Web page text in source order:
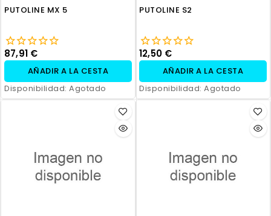
PUTOLINE MX 5
87,91 €
AÑADIR A LA CESTA
Disponibilidad: Agotado
PUTOLINE S2
12,50 €
AÑADIR A LA CESTA
Disponibilidad: Agotado